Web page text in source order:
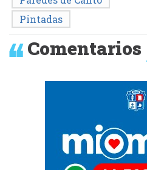
Pintadas
Comentarios